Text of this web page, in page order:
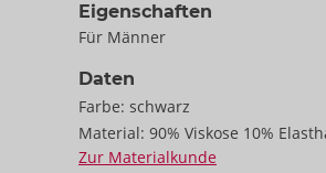
Eigenschaften
Für Männer
Daten
Farbe: schwarz
Material: 90% Viskose 10%
Zur Materialkunde